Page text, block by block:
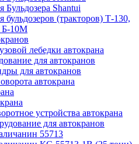
Бульдозера Shantui
бульдозеров (тракторов) Т-130,
Б-10М
лебедки автокрана
для автокранов
для автокранов
автокрана
устройства автокрана
для автокранов
55713